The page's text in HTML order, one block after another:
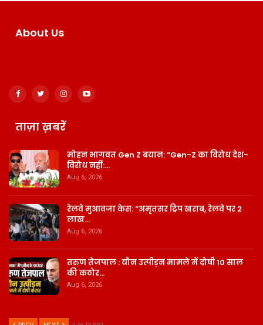
About Us
ताज़ा ख़बरें
मोहन भागवत Gen Z बयान: “Gen-Z का विरोध देश-
विरोध नहीं:…
Aug 6, 2026
रेलवे मुआवजा केस: “अमृतसर ट्रिप खराब, रेलवे पर 2
लाख…
Aug 6, 2026
तरुण तेजपाल : यौन उत्पीड़न मामले में दोषी 10 साल
की कठोर…
Aug 6, 2026